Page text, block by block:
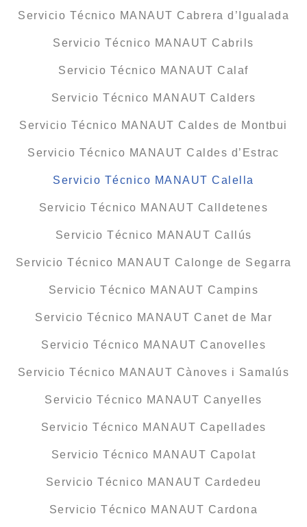
Servicio Técnico MANAUT Cabrera d’Igualada
Servicio Técnico MANAUT Cabrils
Servicio Técnico MANAUT Calaf
Servicio Técnico MANAUT Calders
Servicio Técnico MANAUT Caldes de Montbui
Servicio Técnico MANAUT Caldes d’Estrac
Servicio Técnico MANAUT Calella
Servicio Técnico MANAUT Calldetenes
Servicio Técnico MANAUT Callús
Servicio Técnico MANAUT Calonge de Segarra
Servicio Técnico MANAUT Campins
Servicio Técnico MANAUT Canet de Mar
Servicio Técnico MANAUT Canovelles
Servicio Técnico MANAUT Cànoves i Samalús
Servicio Técnico MANAUT Canyelles
Servicio Técnico MANAUT Capellades
Servicio Técnico MANAUT Capolat
Servicio Técnico MANAUT Cardedeu
Servicio Técnico MANAUT Cardona